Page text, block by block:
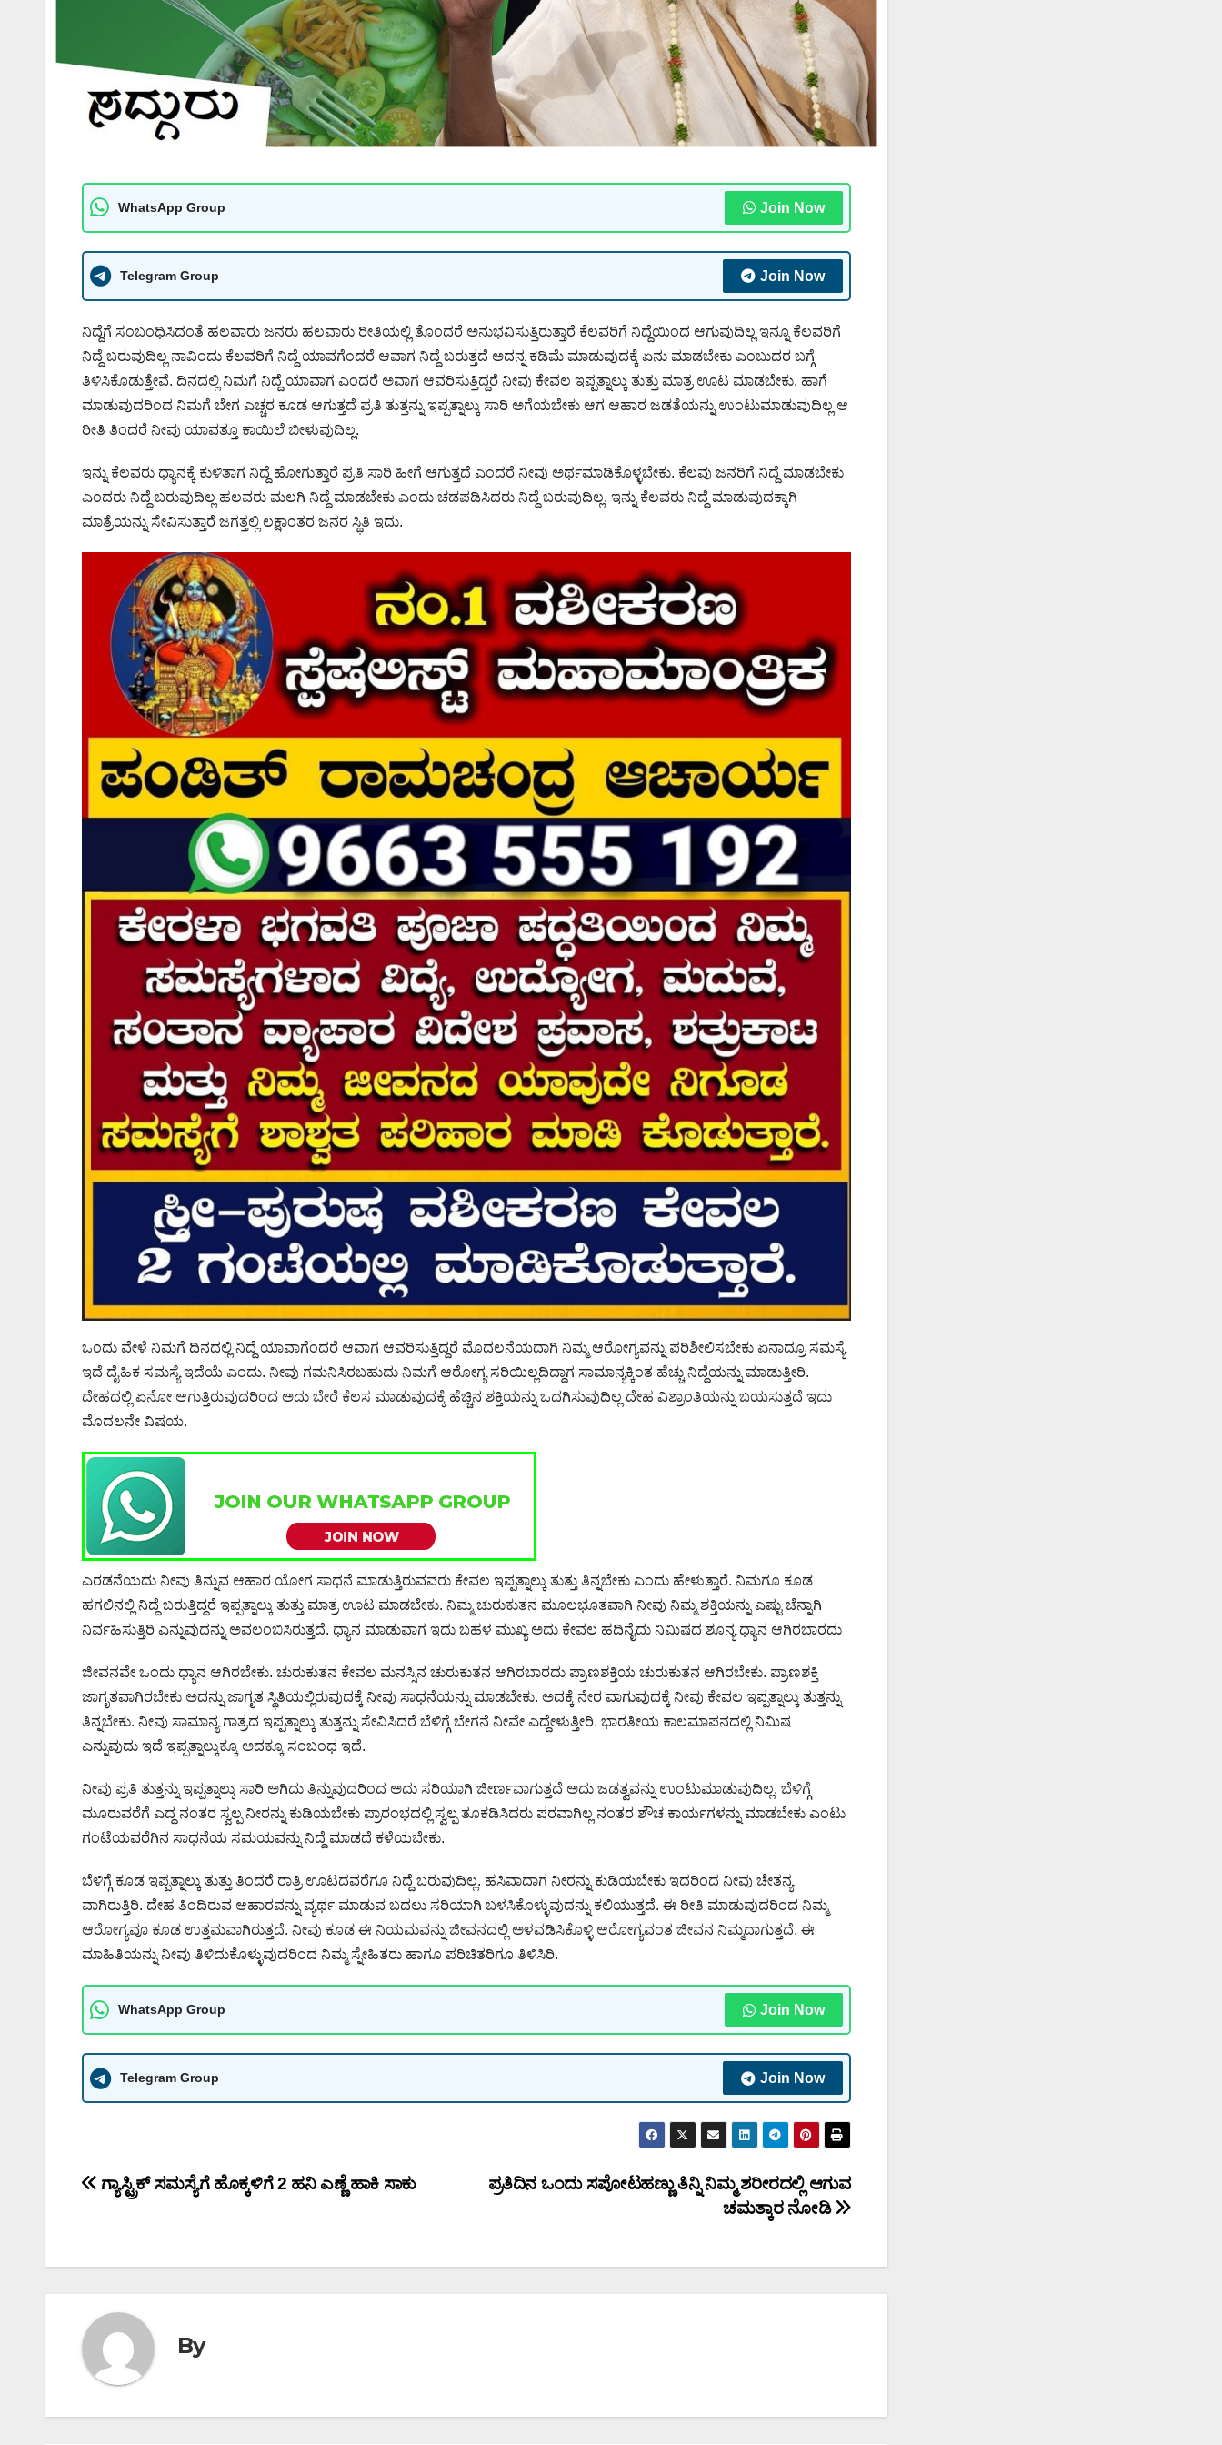
WhatsApp Group Join Now
Telegram Group Join Now
ನಿದ್ದೆಗೆ ಸಂಬಂಧಿಸಿದಂತೆ ಹಲವಾರು ಜನರು ಹಲವಾರು ರೀತಿಯಲ್ಲಿ ತೊಂದರೆ ಅನುಭವಿಸುತ್ತಿರುತ್ತಾರೆ ಕೆಲವರಿಗೆ ನಿದ್ದೆಯಿಂದ ಆಗುವುದಿಲ್ಲ ಇನ್ನೂ ಕೆಲವರಿಗೆ
ನಿದ್ದೆ ಬರುವುದಿಲ್ಲ ನಾವಿಂದು ಕೆಲವರಿಗೆ ನಿದ್ದೆ ಯಾವಗೆಂದರೆ ಆವಾಗ ನಿದ್ದೆ ಬರುತ್ತದೆ ಅದನ್ನ ಕಡಿಮೆ ಮಾಡುವುದಕ್ಕೆ ಏನು ಮಾಡಬೇಕು ಎಂಬುದರ ಬಗ್ಗೆ
ತಿಳಿಸಿಕೊಡುತ್ತೇವೆ. ದಿನದಲ್ಲಿ ನಿಮಗೆ ನಿದ್ದೆ ಯಾವಾಗ ಎಂದರೆ ಅವಾಗ ಆವರಿಸುತ್ತಿದ್ದರೆ ನೀವು ಕೇವಲ ಇಪ್ಪತ್ನಾಲ್ಕು ತುತ್ತು ಮಾತ್ರ ಊಟ ಮಾಡಬೇಕು. ಹಾಗೆ
ಮಾಡುವುದರಿಂದ ನಿಮಗೆ ಬೇಗ ಎಚ್ಚರ ಕೂಡ ಆಗುತ್ತದೆ ಪ್ರತಿ ತುತ್ತನ್ನು ಇಪ್ಪತ್ನಾಲ್ಕು ಸಾರಿ ಅಗೆಯಬೇಕು ಆಗ ಆಹಾರ ಜಡತೆಯನ್ನು ಉಂಟುಮಾಡುವುದಿಲ್ಲ ಆ
ರೀತಿ ತಿಂದರೆ ನೀವು ಯಾವತ್ತೂ ಕಾಯಿಲೆ ಬೀಳುವುದಿಲ್ಲ.
ಇನ್ನು ಕೆಲವರು ಧ್ಯಾನಕ್ಕೆ ಕುಳಿತಾಗ ನಿದ್ದೆ ಹೋಗುತ್ತಾರೆ ಪ್ರತಿ ಸಾರಿ ಹೀಗೆ ಆಗುತ್ತದೆ ಎಂದರೆ ನೀವು ಅರ್ಥಮಾಡಿಕೊಳ್ಳಬೇಕು. ಕೆಲವು ಜನರಿಗೆ ನಿದ್ದೆ ಮಾಡಬೇಕು
ಎಂದರು ನಿದ್ದೆ ಬರುವುದಿಲ್ಲ ಹಲವರು ಮಲಗಿ ನಿದ್ದೆ ಮಾಡಬೇಕು ಎಂದು ಚಡಪಡಿಸಿದರು ನಿದ್ದೆ ಬರುವುದಿಲ್ಲ. ಇನ್ನು ಕೆಲವರು ನಿದ್ದೆ ಮಾಡುವುದಕ್ಕಾಗಿ
ಮಾತ್ರೆಯನ್ನು ಸೇವಿಸುತ್ತಾರೆ ಜಗತ್ತಲ್ಲಿ ಲಕ್ಷಾಂತರ ಜನರ ಸ್ಥಿತಿ ಇದು.
ಒಂದು ವೇಳೆ ನಿಮಗೆ ದಿನದಲ್ಲಿ ನಿದ್ದೆ ಯಾವಾಗೆಂದರೆ ಆವಾಗ ಆವರಿಸುತ್ತಿದ್ದರೆ ಮೊದಲನೆಯದಾಗಿ ನಿಮ್ಮ ಆರೋಗ್ಯವನ್ನು ಪರಿಶೀಲಿಸಬೇಕು ಏನಾದ್ರೂ ಸಮಸ್ಯೆ
ಇದೆ ದೈಹಿಕ ಸಮಸ್ಯೆ ಇದೆಯೆ ಎಂದು. ನೀವು ಗಮನಿಸಿರಬಹುದು ನಿಮಗೆ ಆರೋಗ್ಯ ಸರಿಯಿಲ್ಲದಿದ್ದಾಗ ಸಾಮಾನ್ಯಕ್ಕಿಂತ ಹೆಚ್ಚು ನಿದ್ದೆಯನ್ನು ಮಾಡುತ್ತೀರಿ.
ದೇಹದಲ್ಲಿ ಏನೋ ಆಗುತ್ತಿರುವುದರಿಂದ ಅದು ಬೇರೆ ಕೆಲಸ ಮಾಡುವುದಕ್ಕೆ ಹೆಚ್ಚಿನ ಶಕ್ತಿಯನ್ನು ಒದಗಿಸುವುದಿಲ್ಲ ದೇಹ ವಿಶ್ರಾಂತಿಯನ್ನು ಬಯಸುತ್ತದೆ ಇದು
ಮೊದಲನೇ ವಿಷಯ.
ಎರಡನೆಯದು ನೀವು ತಿನ್ನುವ ಆಹಾರ ಯೋಗ ಸಾಧನೆ ಮಾಡುತ್ತಿರುವವರು ಕೇವಲ ಇಪ್ಪತ್ನಾಲ್ಕು ತುತ್ತು ತಿನ್ನಬೇಕು ಎಂದು ಹೇಳುತ್ತಾರೆ. ನಿಮಗೂ ಕೂಡ
ಹಗಲಿನಲ್ಲಿ ನಿದ್ದೆ ಬರುತ್ತಿದ್ದರೆ ಇಪ್ಪತ್ನಾಲ್ಕು ತುತ್ತು ಮಾತ್ರ ಊಟ ಮಾಡಬೇಕು. ನಿಮ್ಮ ಚುರುಕುತನ ಮೂಲಭೂತವಾಗಿ ನೀವು ನಿಮ್ಮ ಶಕ್ತಿಯನ್ನು ಎಷ್ಟು ಚೆನ್ನಾಗಿ
ನಿರ್ವಹಿಸುತ್ತಿರಿ ಎನ್ನುವುದನ್ನು ಅವಲಂಬಿಸಿರುತ್ತದೆ. ಧ್ಯಾನ ಮಾಡುವಾಗ ಇದು ಬಹಳ ಮುಖ್ಯ ಅದು ಕೇವಲ ಹದಿನೈದು ನಿಮಿಷದ ಶೂನ್ಯ ಧ್ಯಾನ ಆಗಿರಬಾರದು
ಜೀವನವೇ ಒಂದು ಧ್ಯಾನ ಆಗಿರಬೇಕು. ಚುರುಕುತನ ಕೇವಲ ಮನಸ್ಸಿನ ಚುರುಕುತನ ಆಗಿರಬಾರದು ಪ್ರಾಣಶಕ್ತಿಯ ಚುರುಕುತನ ಆಗಿರಬೇಕು. ಪ್ರಾಣಶಕ್ತಿ
ಜಾಗೃತವಾಗಿರಬೇಕು ಅದನ್ನು ಜಾಗೃತ ಸ್ಥಿತಿಯಲ್ಲಿರುವುದಕ್ಕೆ ನೀವು ಸಾಧನೆಯನ್ನು ಮಾಡಬೇಕು. ಅದಕ್ಕೆ ನೇರ ವಾಗುವುದಕ್ಕೆ ನೀವು ಕೇವಲ ಇಪ್ಪತ್ನಾಲ್ಕು ತುತ್ತನ್ನು
ತಿನ್ನಬೇಕು. ನೀವು ಸಾಮಾನ್ಯ ಗಾತ್ರದ ಇಪ್ಪತ್ನಾಲ್ಕು ತುತ್ತನ್ನು ಸೇವಿಸಿದರೆ ಬೆಳಿಗ್ಗೆ ಬೇಗನೆ ನೀವೇ ಎದ್ದೇಳುತ್ತೀರಿ. ಭಾರತೀಯ ಕಾಲಮಾಪನದಲ್ಲಿ ನಿಮಿಷ
ಎನ್ನುವುದು ಇದೆ ಇಪ್ಪತ್ನಾಲ್ಕುಕ್ಕೂ ಅದಕ್ಕೂ ಸಂಬಂಧ ಇದೆ.
ನೀವು ಪ್ರತಿ ತುತ್ತನ್ನು ಇಪ್ಪತ್ನಾಲ್ಕು ಸಾರಿ ಅಗಿದು ತಿನ್ನುವುದರಿಂದ ಅದು ಸರಿಯಾಗಿ ಜೀರ್ಣವಾಗುತ್ತದೆ ಅದು ಜಡತ್ವವನ್ನು ಉಂಟುಮಾಡುವುದಿಲ್ಲ. ಬೆಳಿಗ್ಗೆ
ಮೂರುವರೆಗೆ ಎದ್ದ ನಂತರ ಸ್ವಲ್ಪ ನೀರನ್ನು ಕುಡಿಯಬೇಕು ಪ್ರಾರಂಭದಲ್ಲಿ ಸ್ವಲ್ಪ ತೂಕಡಿಸಿದರು ಪರವಾಗಿಲ್ಲ ನಂತರ ಶೌಚ ಕಾರ್ಯಗಳನ್ನು ಮಾಡಬೇಕು ಎಂಟು
ಗಂಟೆಯವರೆಗಿನ ಸಾಧನೆಯ ಸಮಯವನ್ನು ನಿದ್ದೆ ಮಾಡದೆ ಕಳೆಯಬೇಕು.
ಬೆಳಿಗ್ಗೆ ಕೂಡ ಇಪ್ಪತ್ನಾಲ್ಕು ತುತ್ತು ತಿಂದರೆ ರಾತ್ರಿ ಊಟದವರೆಗೂ ನಿದ್ದೆ ಬರುವುದಿಲ್ಲ. ಹಸಿವಾದಾಗ ನೀರನ್ನು ಕುಡಿಯಬೇಕು ಇದರಿಂದ ನೀವು ಚೇತನ್ಯ
ವಾಗಿರುತ್ತಿರಿ. ದೇಹ ತಿಂದಿರುವ ಆಹಾರವನ್ನು ವ್ಯರ್ಥ ಮಾಡುವ ಬದಲು ಸರಿಯಾಗಿ ಬಳಸಿಕೊಳ್ಳುವುದನ್ನು ಕಲಿಯುತ್ತದೆ. ಈ ರೀತಿ ಮಾಡುವುದರಿಂದ ನಿಮ್ಮ
ಆರೋಗ್ಯವೂ ಕೂಡ ಉತ್ತಮವಾಗಿರುತ್ತದೆ. ನೀವು ಕೂಡ ಈ ನಿಯಮವನ್ನು ಜೀವನದಲ್ಲಿ ಅಳವಡಿಸಿಕೊಳ್ಳಿ ಆರೋಗ್ಯವಂತ ಜೀವನ ನಿಮ್ಮದಾಗುತ್ತದೆ. ಈ
ಮಾಹಿತಿಯನ್ನು ನೀವು ತಿಳಿದುಕೊಳ್ಳುವುದರಿಂದ ನಿಮ್ಮ ಸ್ನೇಹಿತರು ಹಾಗೂ ಪರಿಚಿತರಿಗೂ ತಿಳಿಸಿರಿ.
WhatsApp Group Join Now
Telegram Group Join Now
Post
ಪ್ರತಿದಿನ ಒಂದು ಸಪೋಟಹಣ್ಣು ತಿನ್ನಿ ನಿಮ್ಮ ಶರೀರದಲ್ಲಿ ಆಗುವ
ಚಮತ್ಕಾರ ನೋಡಿ
ಗ್ಯಾಸ್ಟ್ರಿಕ್ ಸಮಸ್ಯೆಗೆ ಹೊಕ್ಕಳಿಗೆ 2 ಹನಿ ಎಣ್ಣೆ ಹಾಕಿ ಸಾಕು
By